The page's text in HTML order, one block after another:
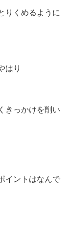
りくめるように
はり
きっかけを削い
イントはなんで